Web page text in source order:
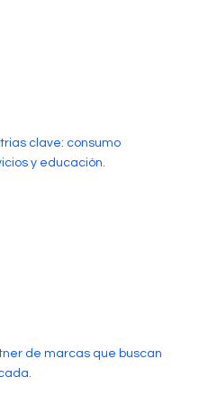
clave: consumo
y educación.
de marcas que buscan